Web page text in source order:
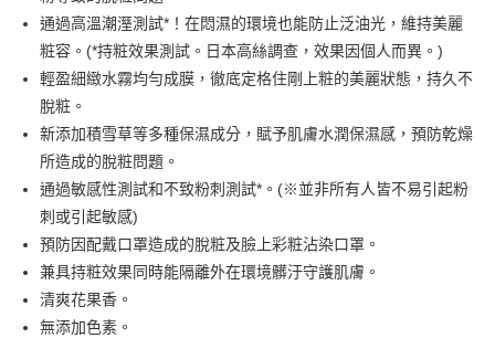
１．簡單：不需註冊會員、不需綁卡、不需儲值。
２．便利：只要手機號碼，簡訊認證，即可結帳。
３．安心：先確認商品／服務後，再付款。
【「AFTEE先享後付」結帳流程】
１．於結帳方式選擇「AFTEE先享後付」後，將跳轉至「AFTEE先享後付」
２．訂單成立數日內，您將收到繳費通知簡訊。
３．收到繳費通知簡訊後14天內，點擊此簡訊中的連結，可透過四大超商／
ATM／網路銀行／等多元方式進行付款，方視為交易完成。
※ 請注意：結帳手續完成當下不需立刻繳費，但若您需要取消訂單，請聯絡
購買商品的店家。未經商家同意取消之訂單仍視為有效，需透過AFTEE先享
後付繳納相關費用。
※ 交易是否成功請以「AFTEE先享後付 」之結帳頁面顯示為準，若有關於
是否繳費成功／繳費後需取消欲退款等相關疑問，請聯繫「AFTEE先享後付
客戶支援中心」 https://netprotections.freshdesk.com/support/home
運送方式
全家取貨付款
每筆NT$65，滿NT$390(含以上)免運費
每筆NT$65，滿NT$390(含以上)免運費
萊爾富取貨付款
每筆NT$65，滿NT$490(含以上)免運費
付款後萊爾富取貨
每筆NT$65，滿NT$490(含以上)免運費
通過高溫潮溼測試*！在悶濕的環境也能防止泛油光，維持美麗
粧容。(*持粧效果測試。日本高絲調查，效果因個人而異。)
輕盈細緻水霧均勻成膜，徹底定格住剛上粧的美麗狀態，持久不
脫粧。
新添加積雪草等多種保濕成分，賦予肌膚水潤保濕感，預防乾燥
所造成的脫粧問題。
通過敏感性測試和不致粉刺測試*。(※並非所有人皆不易引起粉
刺或引起敏感)
預防因配戴口罩造成的脫粧及臉上彩粧沾染口罩。
兼具持粧效果同時能隔離外在環境髒汙守護肌膚。
清爽花果香。
無添加色素。